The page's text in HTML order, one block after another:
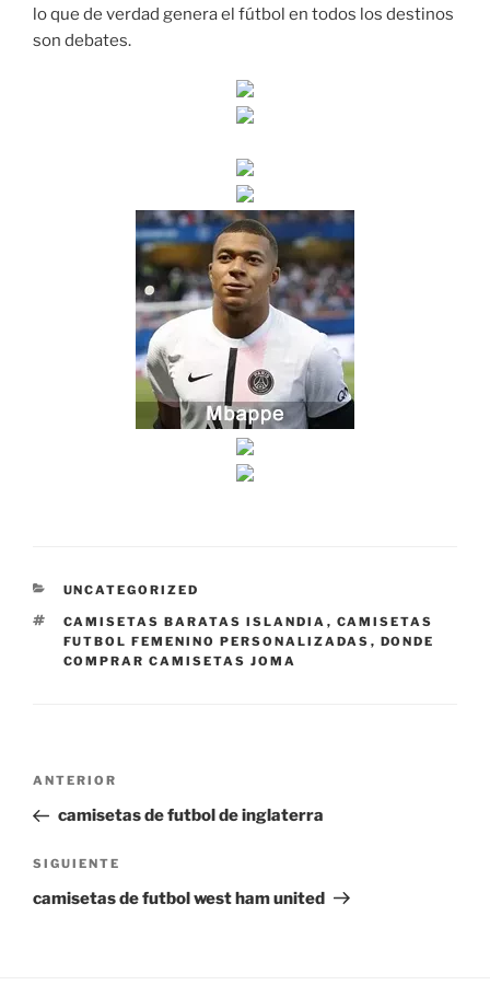
lo que de verdad genera el fútbol en todos los destinos
son debates.
CATEGORÍAS
UNCATEGORIZED
ETIQUETAS
CAMISETAS BARATAS ISLANDIA , CAMISETAS
FUTBOL FEMENINO PERSONALIZADAS , DONDE
COMPRAR CAMISETAS JOMA
Navegación
entradas
Entrada
anterior:
ANTERIOR
camisetas de futbol de inglaterra
Siguiente
entrada
SIGUIENTE
camisetas de futbol west ham united